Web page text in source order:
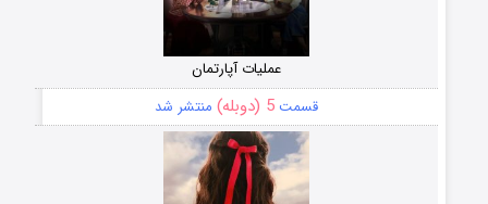
عملیات آپارتمان
قسمت5 (دوبله) منتشر شد